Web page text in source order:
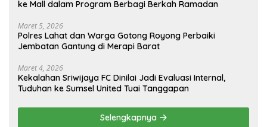
ke Mall dalam Program Berbagi Berkah Ramadan
Maret 5, 2026
Polres Lahat dan Warga Gotong Royong Perbaiki
Jembatan Gantung di Merapi Barat
Maret 4, 2026
Kekalahan Sriwijaya FC Dinilai Jadi Evaluasi Internal,
Tuduhan ke Sumsel United Tuai Tanggapan
Selengkapnya